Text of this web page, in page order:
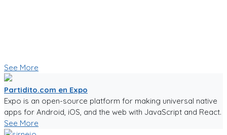
See More
Partidito.com en Expo
Expo is an open-source platform for making universal native
apps for Android, iOS, and the web with JavaScript and React.
See More